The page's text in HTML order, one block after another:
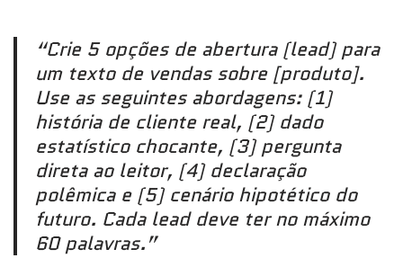
“Crie 5 opções de abertura (lead) para
um texto de vendas sobre [produto].
Use as seguintes abordagens: (1)
história de cliente real, (2) dado
estatístico chocante, (3) pergunta
direta ao leitor, (4) declaração
polêmica e (5) cenário hipotético do
futuro. Cada lead deve ter no máximo
60 palavras.”